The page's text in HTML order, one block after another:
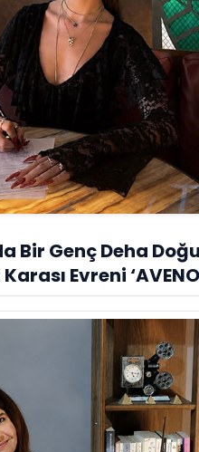
Bir Genç Deha
Evreni